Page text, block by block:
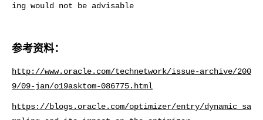
ing would not be advisable
参考资料：
http://www.oracle.com/technetwork/issue-archive/200
9/09-jan/o19asktom-086775.html
https://blogs.oracle.com/optimizer/entry/dynamic_sa